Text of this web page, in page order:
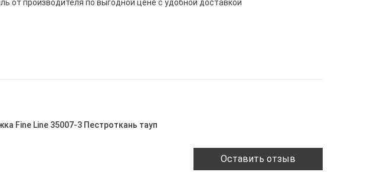
от производителя по выгодной цене с удобной доставкой
Fine Line 35007-3 Пестроткань тауп
Оставить отзыв